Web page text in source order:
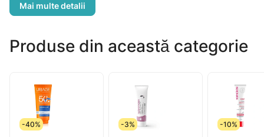
antioxidante, [extracte din mazăre și zaharoză,
corectează petele maronii și uniformizează
pigmentarea. Formula este îmbogățită cu alfa-hidroxi
epidermice pigmentate.
Produse din această categorie
-40% -3% -10%